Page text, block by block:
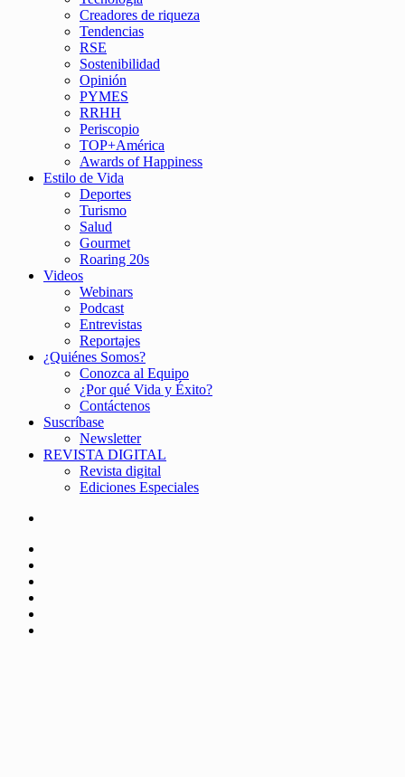
Creadores de riqueza
Tendencias
RSE
Sostenibilidad
Opinión
PYMES
RRHH
Periscopio
TOP+América
Awards of Happiness
Estilo de Vida
Deportes
Turismo
Salud
Gourmet
Roaring 20s
Videos
Webinars
Podcast
Entrevistas
Reportajes
¿Quiénes Somos?
Conozca al Equipo
¿Por qué Vida y Éxito?
Contáctenos
Suscríbase
Newsletter
REVISTA DIGITAL
Revista digital
Ediciones Especiales